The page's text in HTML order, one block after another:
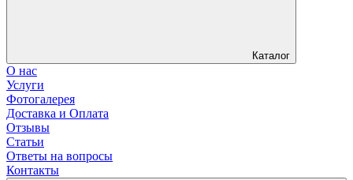
Каталог
О нас
Услуги
Фотогалерея
Доставка и Оплата
Отзывы
Статьи
Ответы на вопросы
Контакты